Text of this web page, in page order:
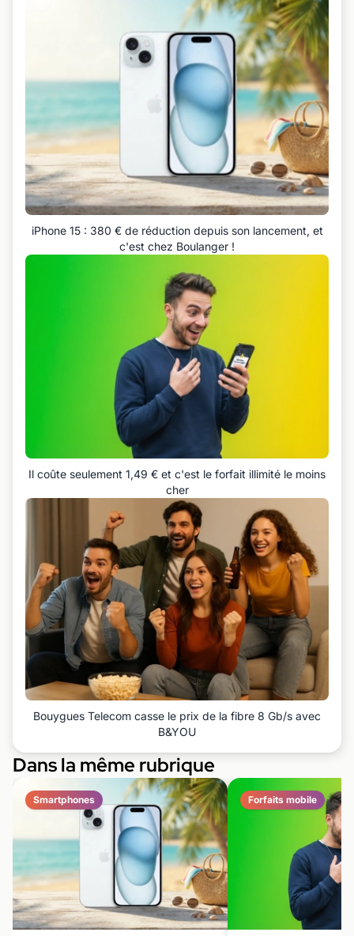
iPhone 15 : 380 € de réduction depuis son lancement, et
c'est chez Boulanger !
Il coûte seulement 1,49 € et c'est le forfait illimité le moins
cher
Bouygues Telecom casse le prix de la fibre 8 Gb/s avec
B&YOU
Dans la même rubrique
Smartphones Forfaits mobile